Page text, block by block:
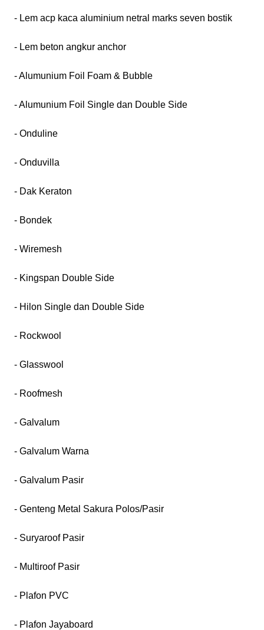
- Lem acp kaca aluminium netral marks seven bostik
- Lem beton angkur anchor
- Alumunium Foil Foam & Bubble
- Alumunium Foil Single dan Double Side
- Onduline
- Onduvilla
- Dak Keraton
- Bondek
- Wiremesh
- Kingspan Double Side
- Hilon Single dan Double Side
- Rockwool
- Glasswool
- Roofmesh
- Galvalum
- Galvalum Warna
- Galvalum Pasir
- Genteng Metal Sakura Polos/Pasir
- Suryaroof Pasir
- Multiroof Pasir
- Plafon PVC
- Plafon Jayaboard